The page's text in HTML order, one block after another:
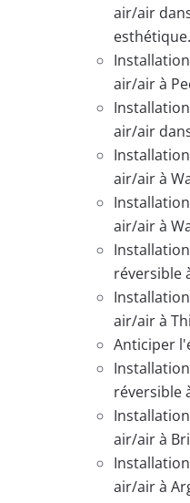
air/air
esthétique.
air/air à
air/air
air/air à
air/air à
réversible
air/air à
Anticiper
réversible
air/air à
air/air à